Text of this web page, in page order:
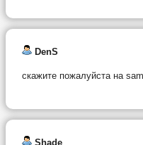
DenS
скажите пожалуйста на
Shade